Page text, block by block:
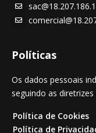


Políticas
Os dados pessoais
seguindo as diretrizes
Política de Cookies
Política de